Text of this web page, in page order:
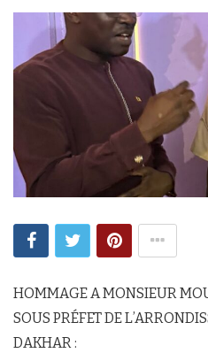
HOMMAGE A MONSIEUR
SOUS PRÉFET DE
DAKHAR :